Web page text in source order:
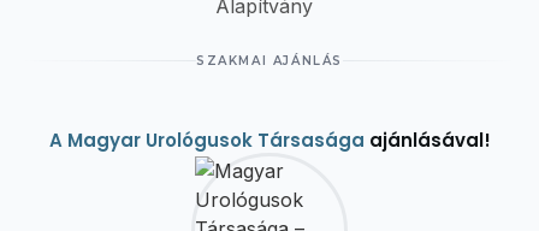
SZAKMAI AJÁNLÁS
A Magyar Urológusok Társasága ajánlásával!